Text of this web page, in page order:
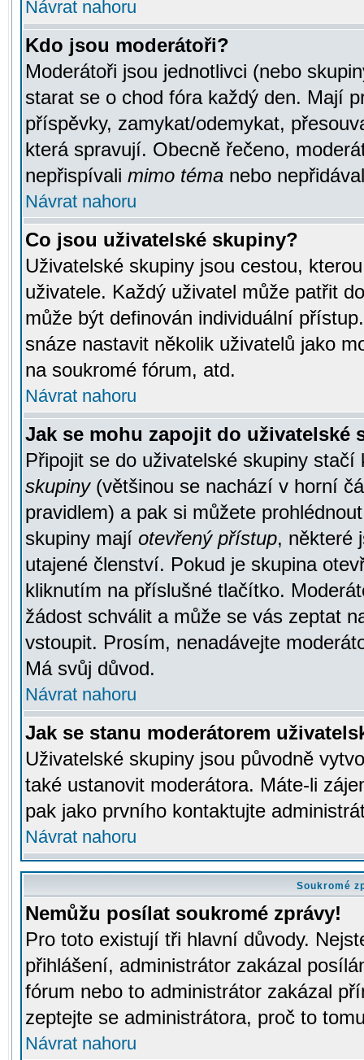
Návrat nahoru
Kdo jsou moderátoři?
Moderátoři jsou jednotlivci (nebo
starat se o chod fóra každý den. Mají
příspěvky, zamykat/odemykat,
která spravují. Obecně řečeno,
nepřispívali mimo téma nebo
Návrat nahoru
Co jsou uživatelské skupiny?
Uživatelské skupiny jsou cestou,
uživatele. Každý uživatel může patřit
může být definován individuální
snáze nastavit několik uživatelů jako
na soukromé fórum, atd.
Návrat nahoru
Jak se mohu zapojit do uživatelské
Připojit se do uživatelské skupiny
skupiny(většinou se nachází v horní
pravidlem) a pak si můžete
skupiny mají otevřený přístup, některé
utajené členství. Pokud je skupina
kliknutím na příslušné tlačítko.
žádost schválit a může se vás zeptat
vstoupit. Prosím, nenadávejte
Má svůj důvod.
Návrat nahoru
Jak se stanu moderátorem
Uživatelské skupiny jsou původně
také ustanovit moderátora. Máte-li
pak jako prvního kontaktujte
Návrat nahoru
Soukromé
Nemůžu posílat soukromé zprávy!
Pro toto existují tři hlavní důvody.
přihlášení, administrátor zakázal
fórum nebo to administrátor zakázal
zeptejte se administrátora, proč to
Návrat nahoru